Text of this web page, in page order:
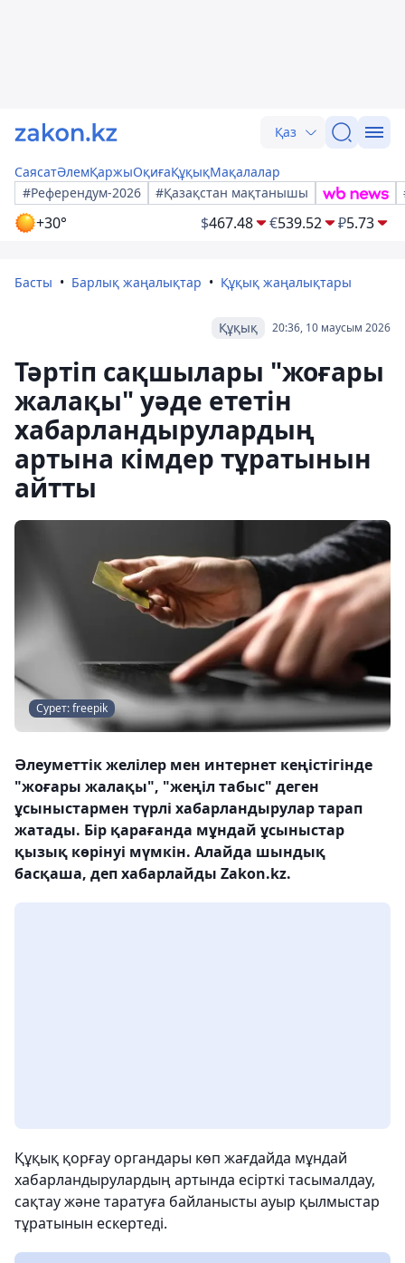
Қаз
СаясатӘлемҚаржыОқиғаҚұқықМақалалар
#Референдум-2026
#Қазақстан мақтанышы
+30° $467.48 €539.52 ₽5.73
Басты Барлық жаңалықтар Құқық жаңалықтары
20:36, 10 маусым 2026
Құқық
Тәртіп сақшылары "жоғары
жалақы" уәде ететін
хабарландырулардың
артына кімдер тұратынын
айтты
Сурет: freepik
Әлеуметтік желілер мен интернет кеңістігінде
"жоғары жалақы", "жеңіл табыс" деген
ұсыныстармен түрлі хабарландырулар тарап
жатады. Бір қарағанда мұндай ұсыныстар
қызық көрінуі мүмкін. Алайда шындық
басқаша, деп хабарлайды Zakon.kz.
Құқық қорғау органдары көп жағдайда мұндай
хабарландырулардың артында есірткі тасымалдау,
сақтау және таратуға байланысты ауыр қылмыстар
тұратынын ескертеді.